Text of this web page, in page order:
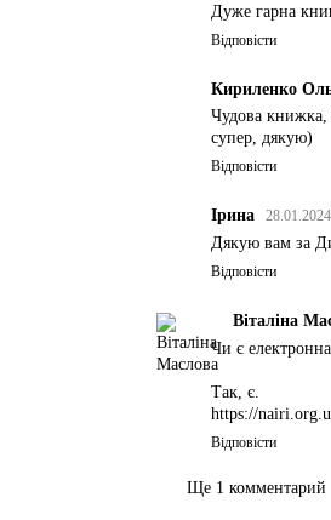
Дуже гарна
Відповісти
Кириленко
Чудова книжка,
супер, дякую)
Відповісти
Ірина
Дякую вам за
Відповісти
Віталіна
Чи є
Так, є.
https://
Відповісти
Ще 1 комментарий